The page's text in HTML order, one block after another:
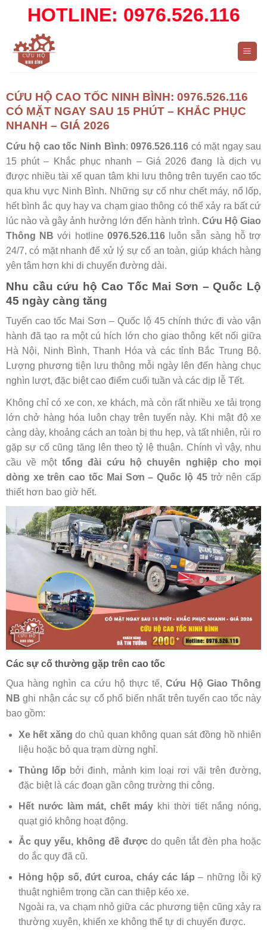
HOTLINE: 0976.526.116
CỨU HỘ CAO TỐC NINH BÌNH: 0976.526.116
CÓ MẶT NGAY SAU 15 PHÚT – KHẮC PHỤC
NHANH – GIÁ 2026
Cứu hộ cao tốc Ninh Bình:0976.526.116 có mặt ngay sau
15 phút – Khắc phục nhanh – Giá 2026 đang là dịch vụ
được nhiều tài xế quan tâm khi lưu thông trên tuyến cao tốc
qua khu vực Ninh Bình. Những sự cố như chết máy, nổ lốp,
hết bình ắc quy hay va chạm giao thông có thể xảy ra bất cứ
lúc nào và gây ảnh hưởng lớn đến hành trình.Cứu Hộ Giao
Thông NB với hotline 0976.526.116luôn sẵn sàng hỗ trợ
24/7, có mặt nhanh để xử lý sự cố an toàn, giúp khách hàng
yên tâm hơn khi di chuyển đường dài.
Nhu cầu cứu hộ Cao Tốc Mai Sơn – Quốc Lộ
45 ngày càng tăng
Tuyến cao tốc Mai Sơn – Quốc lộ 45 chính thức đi vào vận
hành đã tạo ra một cú hích lớn cho giao thông kết nối giữa
Hà Nội, Ninh Bình, Thanh Hóa và các tỉnh Bắc Trung Bộ.
Lượng phương tiện lưu thông mỗi ngày lên đến hàng chục
nghìn lượt, đặc biệt cao điểm cuối tuần và các dịp lễ Tết.
Không chỉ có xe con, xe khách, mà còn rất nhiều xe tải trọng
lớn chở hàng hóa luôn chạy trên tuyến này. Khi mật độ xe
càng dày, khoảng cách an toàn bị thu hẹp, và tất nhiên, rủi ro
gặp sự cố cũng tăng lên theo tỷ lệ thuận. Chính vì vậy, nhu
cầu về một tổng đài cứu hộ chuyên nghiệp cho mọi
dòng xe trên cao tốc Mai Sơn – Quốc lộ 45trở nên cấp
thiết hơn bao giờ hết.
Các sự cố thường gặp trên cao tốc
Qua hàng nghìn ca cứu hộ thực tế,Cứu Hộ Giao Thông
NB ghi nhận các sự cố phổ biến nhất trên tuyến cao tốc này
bao gồm:
Xe hết xăng do chủ quan không quan sát đồng hồ nhiên
liệu hoặc bỏ qua trạm dừng nghỉ.
Thủng lốp bởi đinh, mảnh kim loại rơi vãi trên đường,
đặc biệt là các đoạn gần công trường thi công.
Hết nước làm mát, chết máy khi thời tiết nắng nóng,
quạt gió không hoạt động.
Ắc quy yếu, không đề đượcdo quên tắt đèn pha hoặc
do ắc quy đã cũ.
Hỏng hộp số, đứt curoa, cháy các láp – những lỗi kỹ
thuật nghiêm trọng cần can thiệp kéo xe.
Ngoài ra, va chạm nhỏ giữa các phương tiện cũng xảy ra
thường xuyên, khiến xe không thể tự di chuyển được.